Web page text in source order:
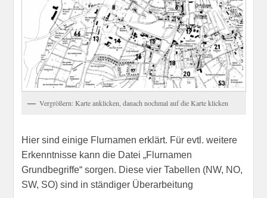
Vergrößern: Karte anklicken, danach nochmal auf die Karte klicken
Hier sind einige Flurnamen erklärt. Für evtl. weitere
Erkenntnisse kann die Datei „Flurnamen
Grundbegriffe“ sorgen. Diese vier Tabellen (NW, NO,
SW, SO) sind in ständiger Überarbeitung